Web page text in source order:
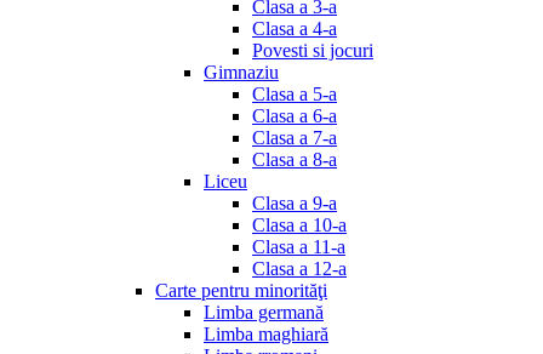
Clasa a 3-a
Clasa a 4-a
Povesti si jocuri
Gimnaziu
Clasa a 5-a
Clasa a 6-a
Clasa a 7-a
Clasa a 8-a
Liceu
Clasa a 9-a
Clasa a 10-a
Clasa a 11-a
Clasa a 12-a
Carte pentru minorităţi
Limba germană
Limba maghiară